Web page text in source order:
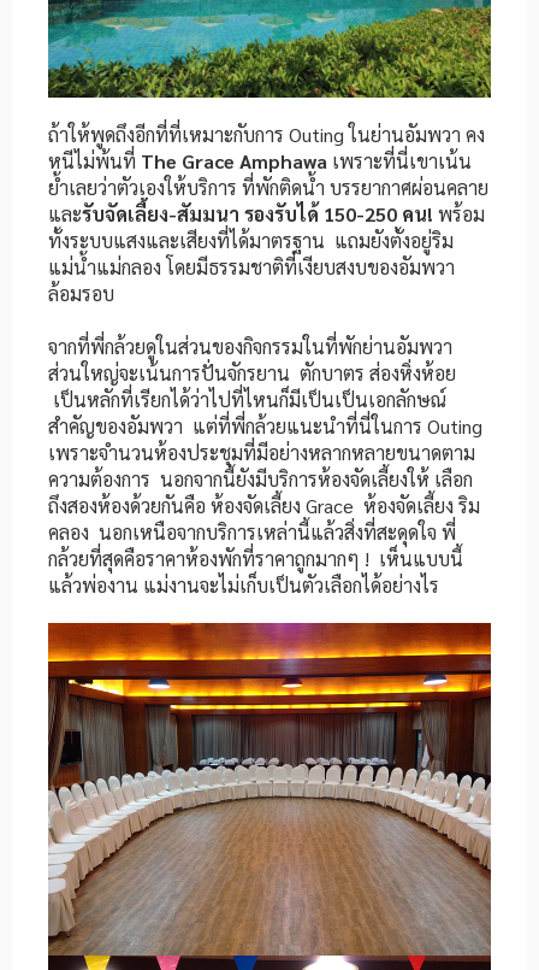
ถ้าให้พูดถึงอีกที่ที่เหมาะกับการ Outing ในย่านอัมพวา คง
หนีไม่พ้นที่ The Grace Amphawa เพราะที่นี่เขาเน้น
ย้ำเลยว่าตัวเองให้บริการ ที่พักติดน้ำ บรรยากาศผ่อนคลาย
และรับจัดเลี้ยง-สัมมนา รองรับได้ 150-250 คน! พร้อม
ทั้งระบบแสงและเสียงที่ได้มาตรฐาน แถมยังตั้งอยู่ริม
แม่น้ำแม่กลอง โดยมีธรรมชาติที่เงียบสงบของอัมพวา
ล้อมรอบ
จากที่พี่กล้วยดูในส่วนของกิจกรรมในที่พักย่านอัมพวา
ส่วนใหญ่จะเน้นการปั่นจักรยาน ตักบาตร ส่องหิ่งห้อย
เป็นหลักที่เรียกได้ว่าไปที่ไหนก็มีเป็นเป็นเอกลักษณ์
สำคัญของอัมพวา แต่ที่พี่กล้วยแนะนำที่นี่ในการ Outing
เพราะจำนวนห้องประชุมที่มีอย่างหลากหลายขนาดตาม
ความต้องการ นอกจากนี้ยังมีบริการห้องจัดเลี้ยงให้ เลือก
ถึงสองห้องด้วยกันคือ ห้องจัดเลี้ยง Grace ห้องจัดเลี้ยง ริม
คลอง นอกเหนือจากบริการเหล่านี้แล้วสิ่งที่สะดุดใจ พี่
กล้วยที่สุดคือราคาห้องพักที่ราคาถูกมากๆ ! เห็นแบบนี้
แล้วพ่องาน แม่งานจะไม่เก็บเป็นตัวเลือกได้อย่างไร